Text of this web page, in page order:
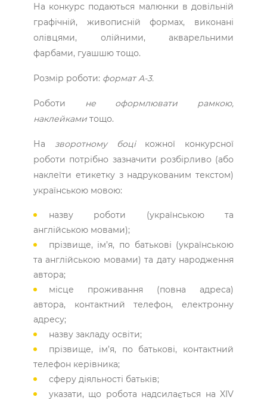
На конкурс подаються малюнки в довільній
графічній, живописній формах, виконані
олівцями, олійними, акварельними
фарбами, гуашшю тощо.
Розмір роботи: формат А-3.
Роботи не оформлювати рамкою,
наклейкамитощо.
На зворотному боцікожної конкурсної
роботи потрібно зазначити розбірливо (або
наклеїти етикетку з надрукованим текстом)
українською мовою:
назву роботи (українською та
англійською мовами);
прізвище, ім’я, по батькові (українською
та англійською мовами) та дату народження
автора;
місце проживання (повна адреса)
автора, контактний телефон, електронну
адресу;
назву закладу освіти;
прізвище, ім’я, по батькові, контактний
телефон керівника;
сферу діяльності батьків;
указати, що робота надсилається на XIV